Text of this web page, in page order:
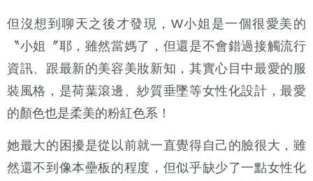
但沒想到聊天之後才發現，W小姐是一個很愛美的
〝小姐〞耶，雖然當媽了，但還是不會錯過接觸流行
資訊、跟最新的美容美妝新知，其實心目中最愛的服
裝風格，是荷葉滾邊、紗質垂墜等女性化設計，最愛
的顏色也是柔美的粉紅色系！
她最大的困擾是從以前就一直覺得自己的臉很大，雖
然還不到像本壘板的程度，但似乎缺少了一點女性化